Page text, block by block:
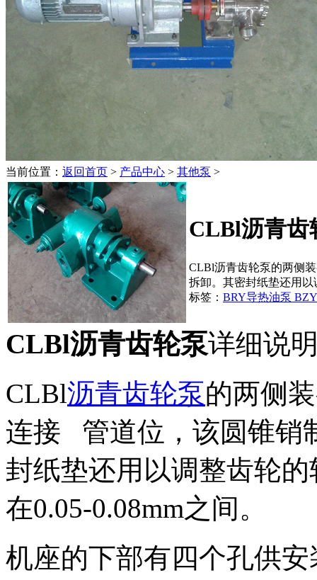
当前位置： 返回首页 > 产品中心 > 其他泵 >
CLBl沥青齿
CLBl沥青齿轮泵的两侧
拆卸。其密封纸垫还用以
标签： BRY导热油泵
CLBl沥青齿轮泵详细说
CLBl沥青齿轮泵的两侧
连接 管道位，该圆锥销
封纸垫还用以调整齿轮
在0.05-0.08mm之间。
机座的下部有四个孔供安